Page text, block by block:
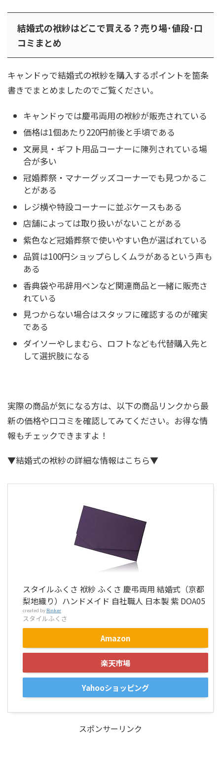
結婚式の袱紗はどこで買える？売り場･値段･口
コミまとめ
キャンドゥで結婚式の袱紗を購入するポイントを箇条
書きでまとめましたのでご覧ください。
キャンドゥでは慶弔両用の袱紗が販売されている
価格は1個あたり220円前後と手頃である
文房具・ギフト用品コーナーに陳列されている場
合が多い
冠婚葬祭・マナーグッズコーナーでも見つかるこ
とがある
レジ横や特設コーナーに並ぶケースもある
店舗によっては取り扱いがないことがある
紫色など冠婚葬祭で使いやすい色が選ばれている
品質は100円ショップらしくムラがあるという声も
ある
香典袋や弔辞用ペンなど関連商品と一緒に販売さ
れている
見つからない場合はスタッフに確認するのが確実
である
ダイソーやしまむら、ロフトなども代替購入先と
して選択肢になる
実際の商品が気になる方は、以下の商品リンクから最
新の価格や口コミを確認してみてください。お得な情
報もチェックできますよ！
▼結婚式の袱紗の詳細な情報はこちら▼
スタイルふくさ 袱紗 ふくさ 慶弔両用 結婚式（京都
梨地織り）ハンドメイド 自社職人 日本製 紫 DOA05
created by Rinker
スタイルふくさ
Amazon
楽天市場
Yahooショッピング
スポンサーリンク